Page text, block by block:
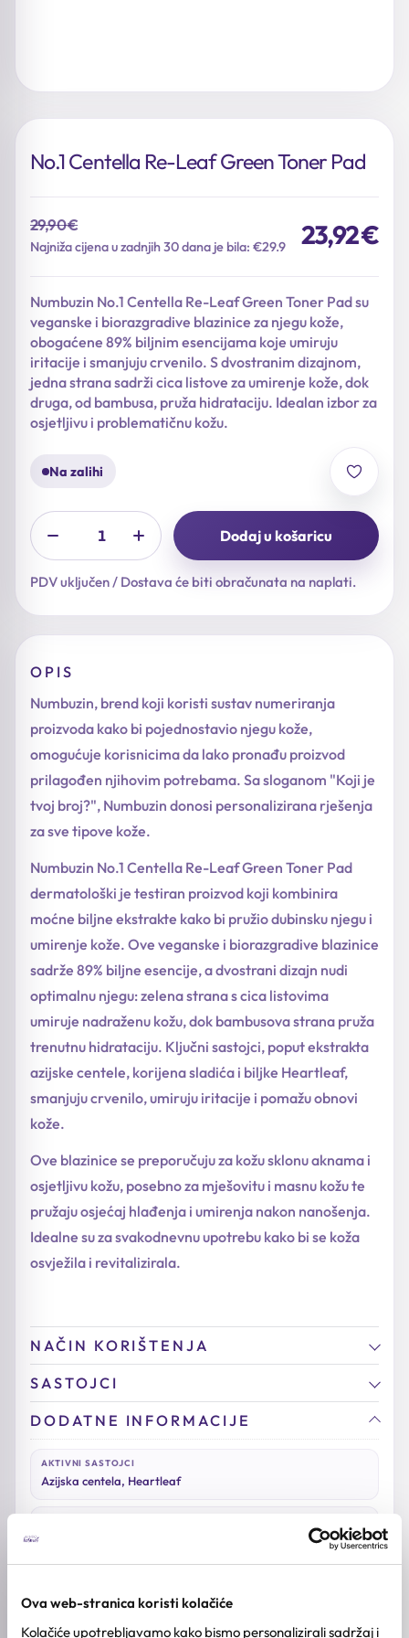
Ova web-stranica koristi kolačiće
Kolačiće upotrebljavamo kako bismo personalizirali sadržaj i
No.1 Centella Re-Leaf Green Toner Pad
29,90€
Najniža cijena u zadnjih 30 dana je bila: €29.9
Izvorna
je:
29,90 €.
23,92€
Trenutna
23,92 €.
Numbuzin No.1 Centella Re-Leaf Green Toner Pad su
veganske i biorazgradive blazinice za njegu kože,
obogaćene 89% biljnim esencijama koje umiruju
iritacije i smanjuju crvenilo. S dvostranim dizajnom,
jedna strana sadrži cica listove za umirenje kože, dok
druga, od bambusa, pruža hidrataciju. Idealan izbor za
osjetljivu i problematičnu kožu.
Na zalihi
Dodaj u košaricu
PDV uključen / Dostava će biti obračunata na naplati.
OPIS
Numbuzin, brend koji koristi sustav numeriranja
proizvoda kako bi pojednostavio njegu kože,
omogućuje korisnicima da lako pronađu proizvod
prilagođen njihovim potrebama. Sa sloganom "Koji je
tvoj broj?", Numbuzin donosi personalizirana rješenja
za sve tipove kože.
Numbuzin No.1 Centella Re-Leaf Green Toner Pad
dermatološki je testiran proizvod koji kombinira
moćne biljne ekstrakte kako bi pružio dubinsku njegu i
umirenje kože. Ove veganske i biorazgradive blazinice
sadrže 89% biljne esencije, a dvostrani dizajn nudi
optimalnu njegu: zelena strana s cica listovima
umiruje nadraženu kožu, dok bambusova strana pruža
trenutnu hidrataciju. Ključni sastojci, poput ekstrakta
azijske centele, korijena sladića i biljke Heartleaf,
smanjuju crvenilo, umiruju iritacije i pomažu obnovi
kože.
Ove blazinice se preporučuju za kožu sklonu aknama i
osjetljivu kožu, posebno za mješovitu i masnu kožu te
pružaju osjećaj hlađenja i umirenja nakon nanošenja.
Idealne su za svakodnevnu upotrebu kako bi se koža
osvježila i revitalizirala.
NAČIN KORIŠTENJA
SASTOJCI
DODATNE INFORMACIJE
AKTIVNI SASTOJCI
Azijska centela, Heartleaf
Osjetljiva koža
Akne, Crvenilo